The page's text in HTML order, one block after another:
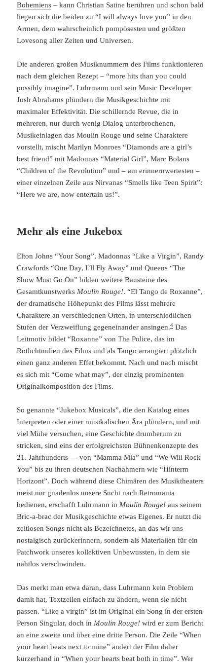
Bohemiens – kann Christian Satine berühren und schon bald
liegen sich die beiden zu “I will always love you” in den
Armen, dem wahrscheinlich pompösesten und größten
Lovesong aller Zeiten und Universen.
Die anderen großen Musiknummern des Films funktionieren
nach dem gleichen Rezept – “more hits than you could
possibly imagine”. Luhrmann und sein Music Developer
Josh Abrahams plündern die Musikgeschichte mit
maximaler Effektivität. Die schillernde Revue, die in
mehreren, nur durch wenig Dialog unterbrochenen,
Musikeinlagen das Moulin Rouge und seine Charaktere
vorstellt, mischt Marilyn Monroes “Diamonds are a girl’s
best friend” mit Madonnas “Material Girl”, Marc Bolans
“Children of the Revolution” und – am erinnernwertesten –
einer einzelnen Zeile aus Nirvanas “Smells like Teen Spirit”:
“Here we are, now entertain us!”.
Mehr als eine Jukebox
Elton Johns “Your Song”, Madonnas “Like a Virgin”, Randy
Crawfords “One Day, I’ll Fly Away” und Queens “The
Show Must Go On” bilden weitere Bausteine des
Gesamtkunstwerks Moulin Rouge!. “El Tango de Roxanne”,
der dramatische Höhepunkt des Films lässt mehrere
Charaktere an verschiedenen Orten, in unterschiedlichen
Stufen der Verzweiflung gegeneinander ansingen.4 Das
Leitmotiv bildet “Roxanne” von The Police, das im
Rotlichtmilieu des Films und als Tango arrangiert plötzlich
einen ganz anderen Effet bekommt. Nach und nach mischt
es sich mit “Come what may”, der einzig prominenten
Originalkomposition des Films.
So genannte “Jukebox Musicals”, die den Katalog eines
Interpreten oder einer musikalischen Ära plündern, und mit
viel Mühe versuchen, eine Geschichte drumherum zu
stricken, sind eins der erfolgreichsten Bühnenkonzepte des
21. Jahrhunderts — von “Mamma Mia” und “We Will Rock
You” bis zu ihren deutschen Nachahmern wie “Hinterm
Horizont”. Doch während diese Chimären des Musiktheaters
meist nur gnadenlos unsere Sucht nach Retromania
bedienen, erschafft Luhrmann in Moulin Rouge! aus seinem
Bric-a-brac der Musikgeschichte etwas Eigenes. Er nutzt die
zeitlosen Songs nicht als Bezeichnetes, an das wir uns
nostalgisch zurückerinnern, sondern als Materialien für ein
Patchwork unseres kollektiven Unbewussten, in dem sie
nahtlos verschwinden.
Das merkt man etwa daran, dass Luhrmann kein Problem
damit hat, Textzeilen einfach zu ändern, wenn sie nicht
passen. “Like a virgin” ist im Original ein Song in der ersten
Person Singular, doch in Moulin Rouge! wird er zum Bericht
an eine zweite und über eine dritte Person. Die Zeile “When
your heart beats next to mine” ändert der Film daher
kurzerhand in “When your hearts beat both in time”. Wer